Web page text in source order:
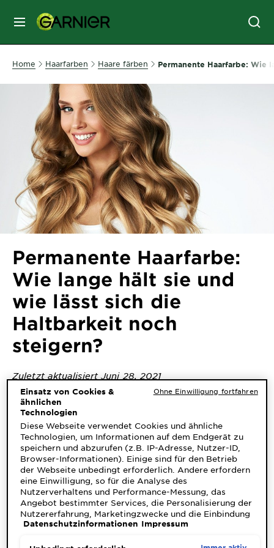
MENU
GESICHTSPFLEGE
HAARPFLEGE
HAARFARBE
SONNENSCHUTZ
KÖRPERPFLEGE
SERVICES
&
DIAGNOSTIK
ENTDECKEN
Unsere
Inhaltsstoffe
Neu!
Garnier x
Gisele
Bündchen
Garnier's Weg
zur
Nachhaltigkeit
Cruelty Free
International
Eco
Beauty
Home Haarfarben Haare färben Permanente Haarfarbe: Wie
Permanente Haarfarbe:
Wie lange hält sie und
wie lässt sich die
Haltbarkeit noch
steigern?
Zuletzt aktualisiert Juni 28, 2021
Im Gegensatz zu semi-permanenter Haarfarbe, die
dazu entwickelt wurde, nach einigen Haarwäschen
wieder zu verschwinden, klingt dauerhafte Haarfarbe
so, als würde sie für immer erhalten bleiben. Aber ist
das wirklich so? Im Folgenden erfährst Du, welche
Haltbarkeit bei permanenter Haarfarbe zu erwarten ist
und wie das Farberlebnis verlängert werden kann.
Was sind die Ursachen?
Einsatz von Cookies &
ähnlichen
Technologien
Diese Webseite verwendet Cookies und ähnliche
Technologien, um Informationen auf dem Endgerät zu
speichern und abzurufen (z.B. IP-Adresse, Nutzer-ID,
Browser-Informationen). Einige sind für den Betrieb
der Webseite unbedingt erforderlich. Andere erfordern
eine Einwilligung, so für die Analyse des
Nutzerverhaltens und Performance-Messung, das
Angebot bestimmter Services, die Personalisierung der
Nutzererfahrung, Marketingzwecke und die Einbindung
externer Medien. Nicht unbedingt erforderliche Cookies
Datenschutzinformationen Impressum
Ohne Einwilligung fortfahren